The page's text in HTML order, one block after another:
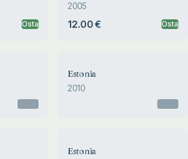
Osta
2005
12.00 € Osta
Estonia
2010
Estonia